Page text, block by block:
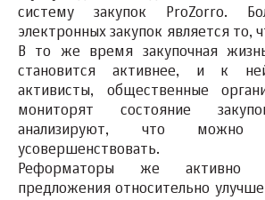
систему закупок ProZorro.
электронных закупок является то,
В то же время закупочная
становится активнее, и к
активисты, общественные
мониторят состояние
анализируют, что
усовершенствовать.
Реформаторы же активно
предложения относительно